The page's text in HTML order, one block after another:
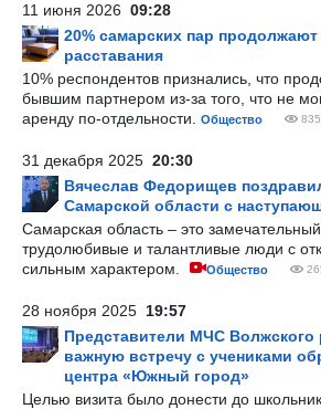
11 июня 2026 09:28
20% самарских пар
расставания
10% респондентов признались, что
бывшим партнером из-за того, что не
аренду по-отдельности.
Общество 835
31 декабря 2025 20:30
Вячеслав Федорищев
Самарской области с
Самарская область – это
трудолюбивые и талантливые люди с
сильным характером.
Общество
28 ноября 2025 19:57
Представители МЧС Волжского
важную встречу с учениками
центра «Южный город»
Целью визита было донести до